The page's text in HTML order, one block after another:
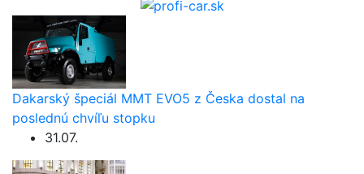
Dakarský špeciál MMT EVO5 z Česka dostal na
poslednú chvíľu stopku
31.07.